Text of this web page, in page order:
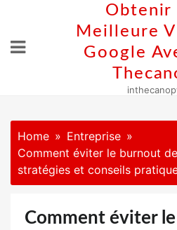
content
Obtenir
Meilleure
Google
Home
Entreprise
Comment éviter le burnout
stratégies et conseils
Comment éviter